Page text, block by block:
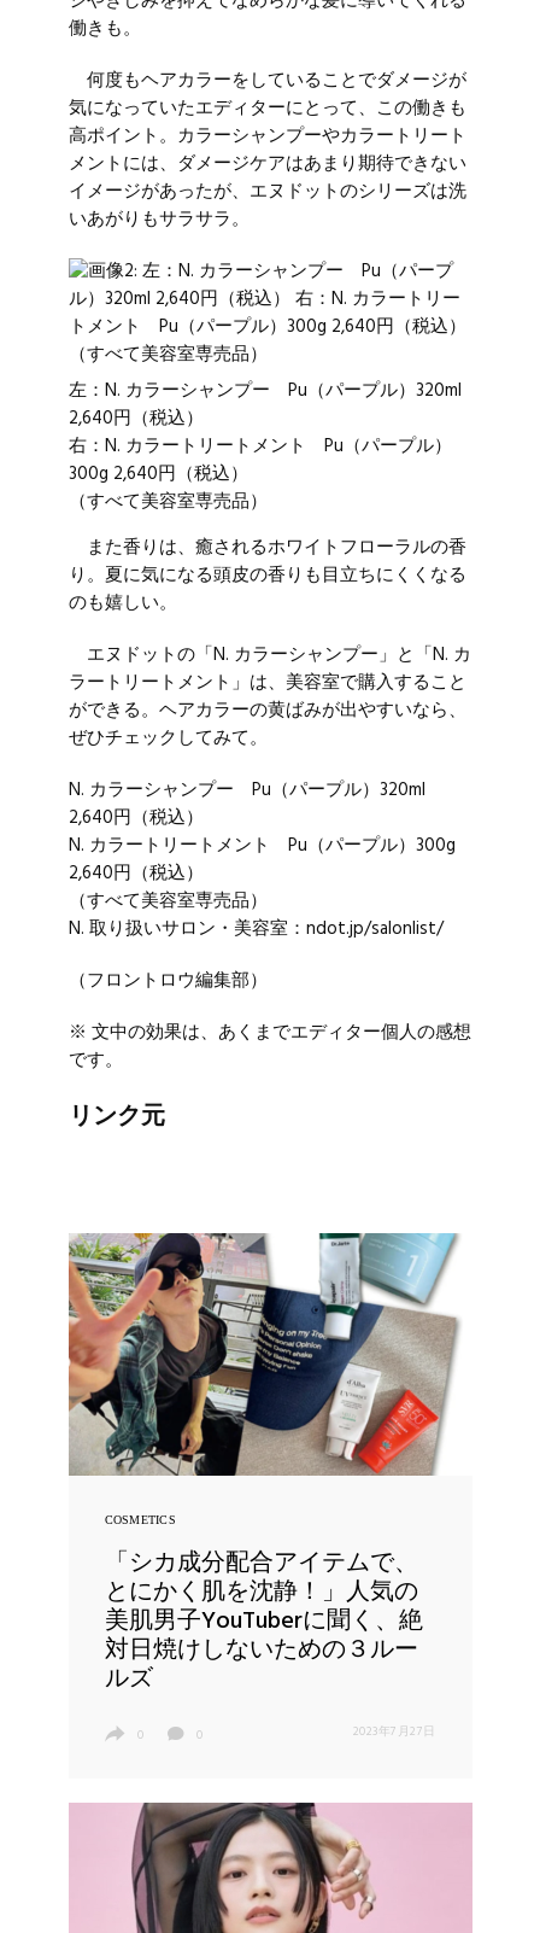
働きも。
何度もヘアカラーをしていることでダメージが
気になっていたエディターにとって、この働きも
高ポイント。カラーシャンプーやカラートリート
メントには、ダメージケアはあまり期待できない
イメージがあったが、エヌドットのシリーズは洗
いあがりもサラサラ。
左：N. カラーシャンプー Pu（パープル）320ml
2,640円（税込）
右：N. カラートリートメント Pu（パープル）
300g 2,640円（税込）
（すべて美容室専売品）
また香りは、癒されるホワイトフローラルの香
り。夏に気になる頭皮の香りも目立ちにくくなる
のも嬉しい。
エヌドットの「N. カラーシャンプー」と「N. カ
ラートリートメント」は、美容室で購入すること
ができる。ヘアカラーの黄ばみが出やすいなら、
ぜひチェックしてみて。
N. カラーシャンプー Pu（パープル）320ml
2,640円（税込）
N. カラートリートメント Pu（パープル）300g
2,640円（税込）
（すべて美容室専売品）
N. 取り扱いサロン・美容室：ndot.jp/salonlist/
（フロントロウ編集部）
※ 文中の効果は、あくまでエディター個人の感想
です。
リンク元
COSMETICS
「シカ成分配合アイテムで、
とにかく肌を沈静！」人気の
美肌男子YouTuberに聞く、絶
対日焼けしないための３ルー
ルズ
0 0 2023年7月27日